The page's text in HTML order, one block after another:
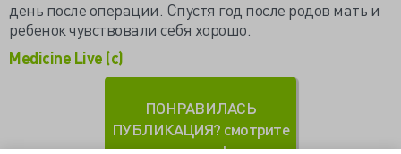
день после операции. Спустя год после родов мать и
ребенок чувствовали себя хорошо.
Medicine Live (c)
ПОНРАВИЛАСЬ
ПУБЛИКАЦИЯ? смотрите
другие!